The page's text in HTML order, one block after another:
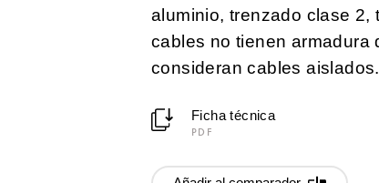
aluminio, trenzado clase 2,
cables no tienen armadura
consideran cables aislados.
Ficha técnica
PDF